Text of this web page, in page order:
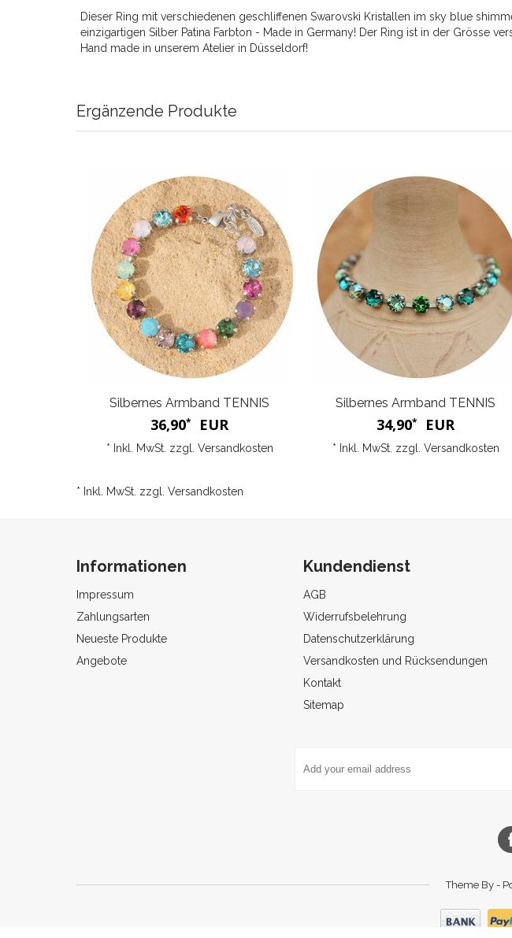
Dieser Ring mit verschiedenen geschliffenen Swarovski Kristallen im sky blue
einzigartigen Silber Patina Farbton - Made in Germany! Der Ring ist in der Grösse
Hand made in unserem Atelier in Düsseldorf!
Ergänzende Produkte
Silbernes Armband TENNIS
36,90* EUR
* Inkl. MwSt. zzgl. Versandkosten
Silbernes Armband TENNIS
34,90* EUR
* Inkl. MwSt. zzgl. Versandkosten
* Inkl. MwSt. zzgl. Versandkosten
Informationen
Impressum
Zahlungsarten
Neueste Produkte
Angebote
Kundendienst
AGB
Widerrufsbelehrung
Datenschutzerklärung
Versandkosten und Rücksendungen
Kontakt
Sitemap
Theme By -